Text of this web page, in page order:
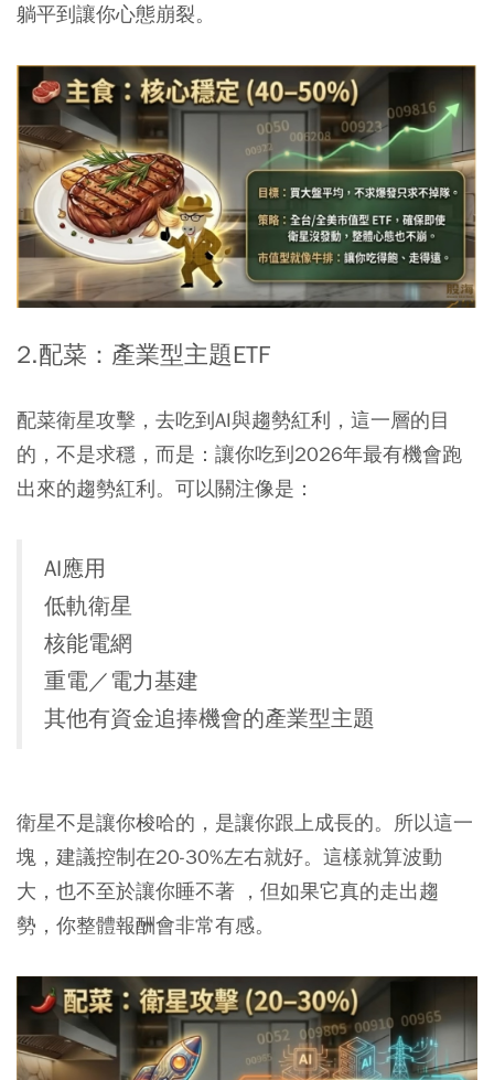
躺平到讓你心態崩裂。
2.配菜：產業型主題ETF
配菜衛星攻擊，去吃到AI與趨勢紅利，這一層的目
的，不是求穩，而是：讓你吃到2026年最有機會跑
出來的趨勢紅利。可以關注像是：
AI應用
低軌衛星
核能電網
重電／電力基建
其他有資金追捧機會的產業型主題
衛星不是讓你梭哈的，是讓你跟上成長的。所以這一
塊，建議控制在20-30%左右就好。這樣就算波動
大，也不至於讓你睡不著 ，但如果它真的走出趨
勢，你整體報酬會非常有感。